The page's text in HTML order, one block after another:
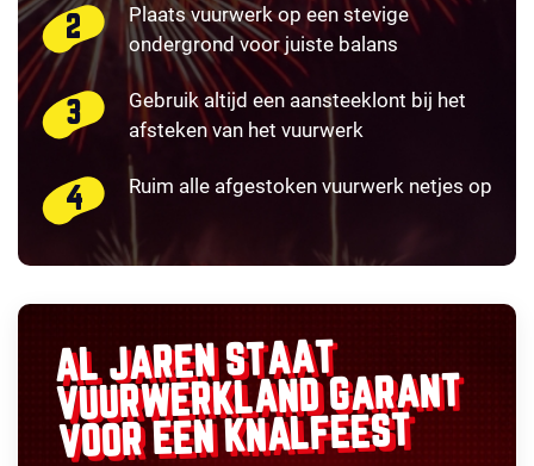
Plaats vuurwerk op een stevige
ondergrond voor juiste balans
Gebruik altijd een aansteeklont bij het
afsteken van het vuurwerk
Ruim alle afgestoken vuurwerk netjes op
AL JAREN STAAT
VUURWERKLANDGARANT
VOOR EEN KNALFEEST